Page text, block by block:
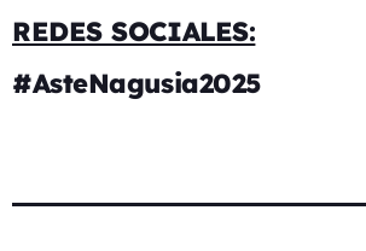
REDES SOCIALES:
#AsteNagusia2025